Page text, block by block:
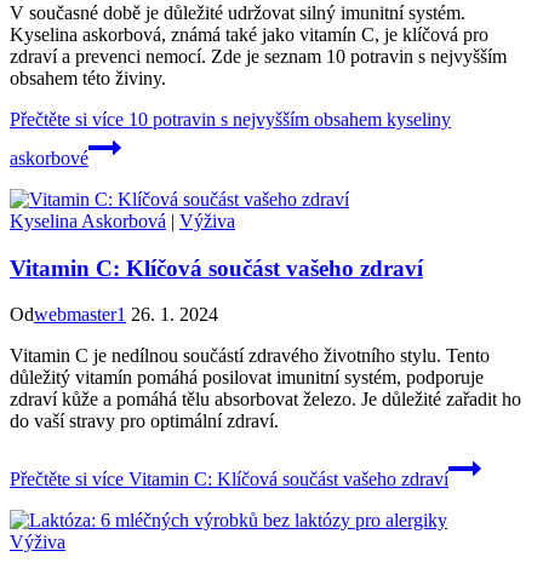
V současné době je důležité udržovat silný imunitní systém.
Kyselina askorbová, známá také jako vitamín C, je klíčová pro
zdraví a prevenci nemocí. Zde je seznam 10 potravin s nejvyšším
obsahem této živiny.
Přečtěte si více 10 potravin s nejvyšším obsahem kyseliny
askorbové
Kyselina Askorbová | Výživa
Vitamin C: Klíčová součást vašeho zdraví
Odwebmaster1 26. 1. 2024
Vitamin C je nedílnou součástí zdravého životního stylu. Tento
důležitý vitamín pomáhá posilovat imunitní systém, podporuje
zdraví kůže a pomáhá tělu absorbovat železo. Je důležité zařadit ho
do vaší stravy pro optimální zdraví.
Přečtěte si více Vitamin C: Klíčová součást vašeho zdraví
Výživa